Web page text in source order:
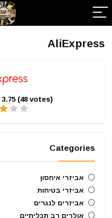
AliExpress
3.75 (48votes)
Categories
אביזרי איחסון
אביזרי בטיחות
אביזרים לנגרים
אולרים רב תכליתיים